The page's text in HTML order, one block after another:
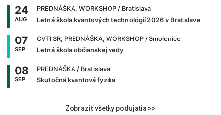
24
AUG
PREDNÁŠKA, WORKSHOP / Bratislava
Letná škola kvantových technológií 2026 v Bratislave
07
SEP
CVTI SR, PREDNÁŠKA, WORKSHOP / Smolenice
Letná škola občianskej vedy
08
SEP
PREDNÁŠKA / Bratislava
Skutočná kvantová fyzika
Zobraziť všetky podujatia >>